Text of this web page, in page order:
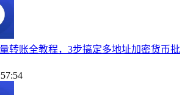
转账全教程，3步搞定多地址加密货币批